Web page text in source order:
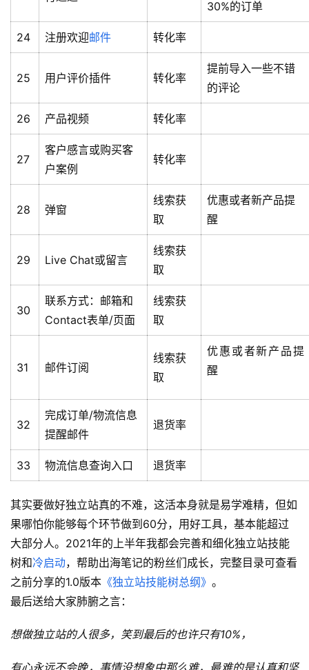
首
30%的订单
24 注册欢迎邮件 转化率
25 用户评价插件 转化率
提前导入一些不错
的评论
26 产品视频 转化率
27
客户感言或购买客
户案例
转化率
28 弹窗
线索获
取
优惠或者新产品提
醒
29 Live Chat或留言
线索获
取
30
联系方式：邮箱和
Contact表单/页面
线索获
取
31 邮件订阅
线索获
取
优惠或者新产品提
醒
32
完成订单/物流信息
提醒邮件
退货率
33 物流信息查询入口 退货率
其实要做好独立站真的不难，这活本身就是易学难精，但如
果哪怕你能够每个环节做到60分，用好工具，基本能超过
大部分人。2021年的上半年我都会完善和细化独立站技能
树和冷启动，帮助出海笔记的粉丝们成长，完整目录可查看
之前分享的1.0版本 《独立站技能树总纲》 。
最后送给大家肺腑之言：
想做独立站的人很多，笑到最后的也许只有10%，